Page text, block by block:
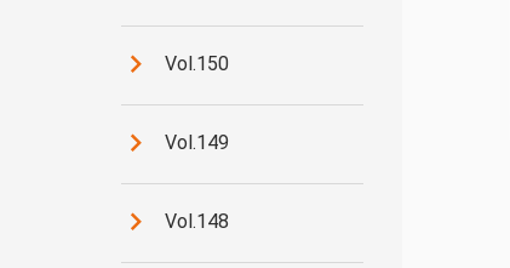
Vol.150
Vol.149
Vol.148